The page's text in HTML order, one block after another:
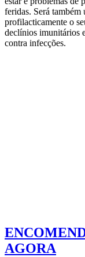
feridas. Será também
profilacticamente o
declínios imunitários
contra infecções.
AGORA